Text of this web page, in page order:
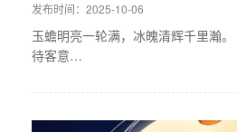
发布时间：2025-10-06
玉蟾明亮一轮满，冰魄清辉千里瀚
待客意…